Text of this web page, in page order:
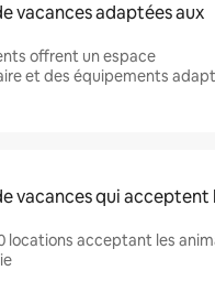
vacances adaptées aux
offrent un espace
et des équipements
vacances qui acceptent
locations acceptant les